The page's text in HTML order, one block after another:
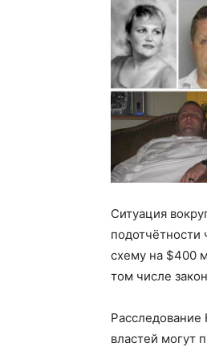
Ситуация
схему на $400
том числе
властей могут